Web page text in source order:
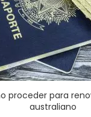
proceder para
australiano